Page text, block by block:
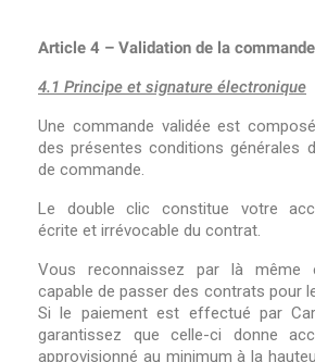
Article 4 – Validation de la commande
4.1 Principe et signature électronique
Une commande validée est
des présentes conditions générales
de commande.
Le double clic constitue votre
écrite et irrévocable du contrat.
Vous reconnaissez par là même
capable de passer des contrats pour
Si le paiement est effectué par
garantissez que celle-ci donne
approvisionné au minimum à la